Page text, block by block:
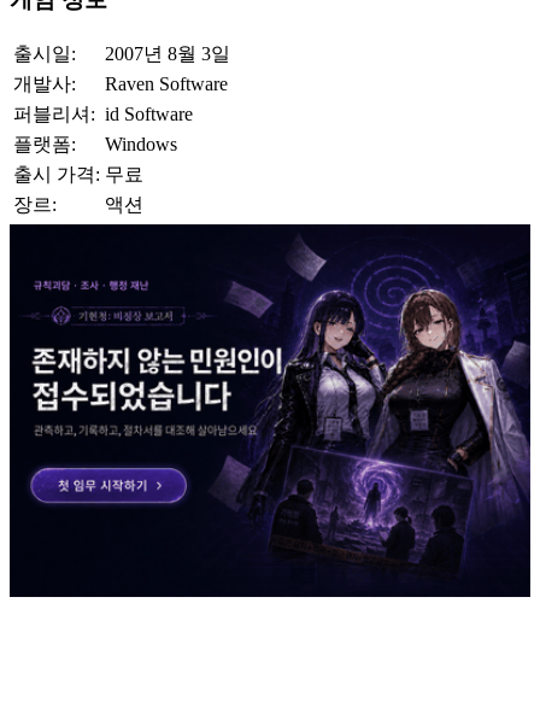
출시일:
2007년 8월 3일
개발사:
Raven Software
퍼블리셔: id Software
플랫폼:
Windows
출시 가격: 무료
장르:
액션